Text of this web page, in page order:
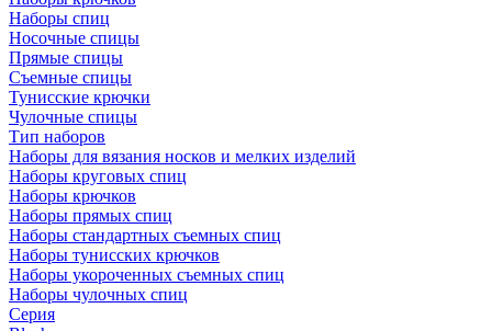
Наборы спиц
Носочные спицы
Прямые спицы
Съемные спицы
Тунисские крючки
Чулочные спицы
Тип наборов
Наборы для вязания носков и мелких изделий
Наборы круговых спиц
Наборы крючков
Наборы прямых спиц
Наборы стандартных съемных спиц
Наборы тунисских крючков
Наборы укороченных съемных спиц
Наборы чулочных спиц
Серия